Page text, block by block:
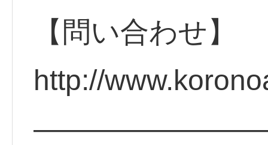
【問い合わせ】
http://